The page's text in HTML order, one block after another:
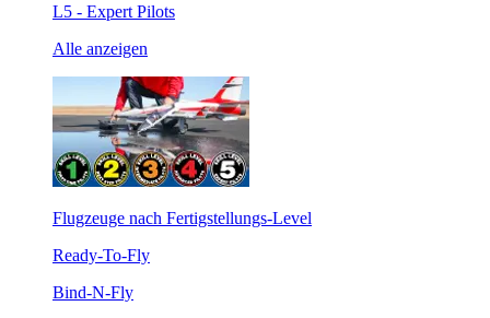
L5 - Expert Pilots
Alle anzeigen
Flugzeuge nach Fertigstellungs-Level
Ready-To-Fly
Bind-N-Fly